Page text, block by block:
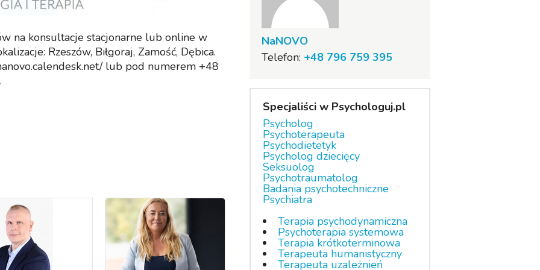
na konsultacje stacjonarne lub online w
Rzeszów, Biłgoraj, Zamość, Dębica.
lub pod numerem +48
NaNOVO
Telefon: +48 796 759 395
Specjaliści w Psychologuj.pl
Psycholog
Psychoterapeuta
Psychodietetyk
Psycholog dziecięcy
Seksuolog
Psychotraumatolog
Badania psychotechniczne
Psychiatra
Terapia psychodynamiczna
Psychoterapia systemowa
Terapia krótkoterminowa
Terapeuta humanistyczny
Terapeuta uzależnień